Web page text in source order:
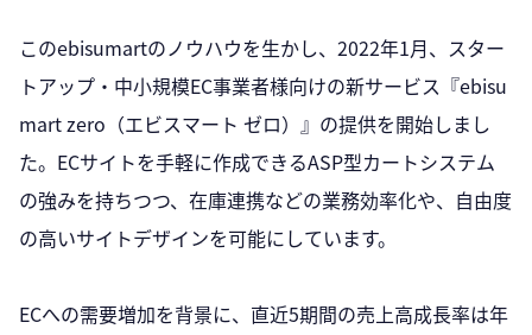
このebisumartのノウハウを生かし、2022年1月、スター
トアップ・中小規模EC事業者様向けの新サービス『ebisu
mart zero（エビスマート ゼロ）』の提供を開始しまし
た。ECサイトを手軽に作成できるASP型カートシステム
の強みを持ちつつ、在庫連携などの業務効率化や、自由度
の高いサイトデザインを可能にしています。
ECへの需要増加を背景に、直近5期間の売上高成長率は年